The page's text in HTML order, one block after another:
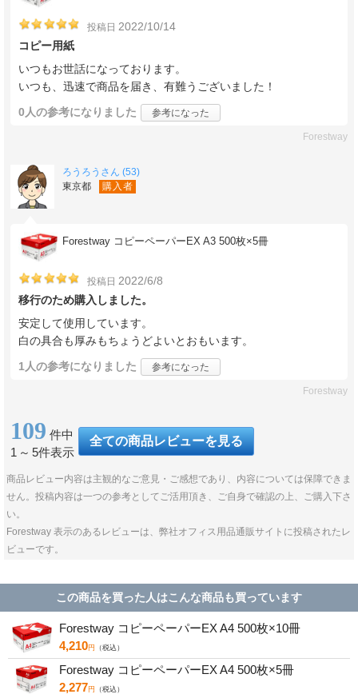
投稿日 2022/10/14
コピー用紙
いつもお世話になっております。
いつも、迅速で商品を届き、有難うございました！
0人の参考になりました 参考になった
Forestway
ろうろうさん (53)
東京都
購入者
Forestway コピーペーパーEX A3 500枚×5冊
投稿日 2022/6/8
移行のため購入しました。
安定して使用しています。
白の具合も厚みもちょうどよいとおもいます。
1人の参考になりました 参考になった
Forestway
109 件中
1 ～ 5件表示
全ての商品レビューを見る
商品レビュー内容は主観的なご意見・ご感想であり、内容については保障できま
せん。投稿内容は一つの参考としてご活用頂き、ご自身で確認の上、ご購入下さ
い。
Forestway 表示のあるレビューは、弊社オフィス用品通販サイトに投稿されたレ
ビューです。
この商品を買った人はこんな商品も買っています
Forestway コピーペーパーEX A4 500枚×10冊
4,210円 （税込）
Forestway コピーペーパーEX A4 500枚×5冊
2,277円 （税込）